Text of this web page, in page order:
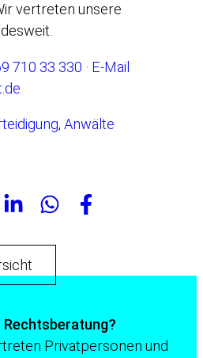
vertreten unsere
710 33 330 · E-Mail
, Anwälte
Privatpersonen und